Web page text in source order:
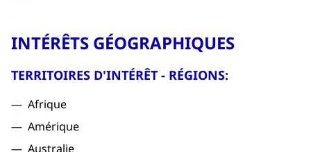
INTÉRÊTS GÉOGRAPHIQUES
TERRITOIRES D'INTÉRÊT - RÉGIONS:
Afrique
Amérique
Australie